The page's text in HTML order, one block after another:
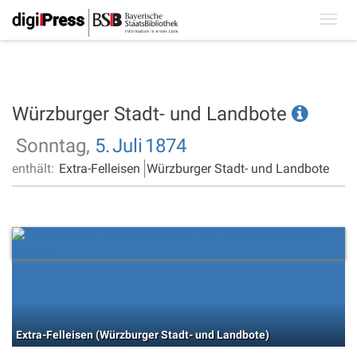
Würzburger Stadt- und Landbote
Sonntag, 5.Juli 1874
enthält: Extra-Felleisen Würzburger Stadt- und Landbote
Extra-Felleisen (Würzburger Stadt- und Landbote)